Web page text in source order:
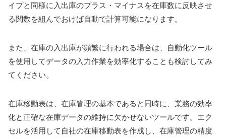
イプと同様に入出庫のプラス・マイナスを在庫数に反映させ
る関数を組んでおけば自動で計算可能になります。
また、在庫の入出庫が頻繁に行われる場合は、自動化ツール
を使用してデータの入力作業を効率化することも検討してみ
てください。
在庫移動表は、在庫管理の基本であると同時に、業務の効率
化と正確な在庫データの維持に欠かせないツールです。エク
セルを活用して自社の在庫移動表を作成し、在庫管理の精度